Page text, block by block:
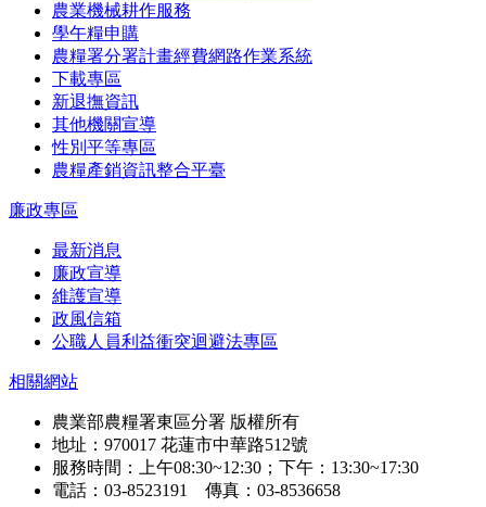
農業機械耕作服務
學午糧申購
農糧署分署計畫經費網路作業系統
下載專區
新退撫資訊
其他機關宣導
性別平等專區
農糧產銷資訊整合平臺
廉政專區
最新消息
廉政宣導
維護宣導
政風信箱
公職人員利益衝突迴避法專區
相關網站
農業部農糧署東區分署 版權所有
地址：970017 花蓮市中華路512號
服務時間：上午08:30~12:30；下午：13:30~17:30
電話：03-8523191 傳真：03-8536658